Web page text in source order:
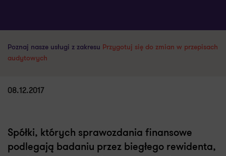
Poznaj nasze usługi z zakresu Przygotuj się do zmian w przepisach
audytowych
08.12.2017
Spółki, których sprawozdania finansowe
podlegają badaniu przez biegłego rewidenta,